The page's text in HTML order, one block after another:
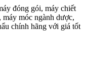
đóng gói, máy chiết
máy móc ngành dược,
chính hãng với giá tốt